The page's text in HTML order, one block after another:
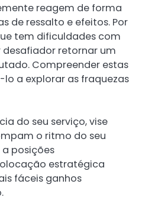
reagem de forma
de ressalto e efeitos. Por
tem dificuldades com
retornar um
Compreender estas
a explorar as fraquezas
do seu serviço, vise
o ritmo do seu
posições
estratégica
fáceis ganhos